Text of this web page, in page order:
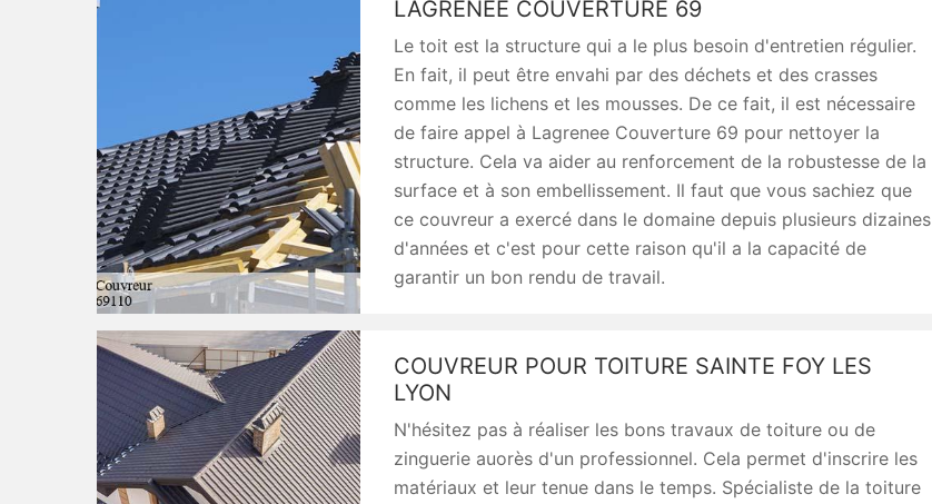
LAGRENEE COUVERTURE 69
Le toit est la structure qui a le plus besoin d'entretien régulier.
En fait, il peut être envahi par des déchets et des crasses
comme les lichens et les mousses. De ce fait, il est nécessaire
de faire appel à Lagrenee Couverture 69 pour nettoyer la
structure. Cela va aider au renforcement de la robustesse de la
surface et à son embellissement. Il faut que vous sachiez que
ce couvreur a exercé dans le domaine depuis plusieurs dizaines
d'années et c'est pour cette raison qu'il a la capacité de
garantir un bon rendu de travail.
COUVREUR POUR TOITURE SAINTE FOY LES
LYON
N'hésitez pas à réaliser les bons travaux de toiture ou de
zinguerie auorès d'un professionnel. Cela permet d'inscrire les
matériaux et leur tenue dans le temps. Spécialiste de la toiture